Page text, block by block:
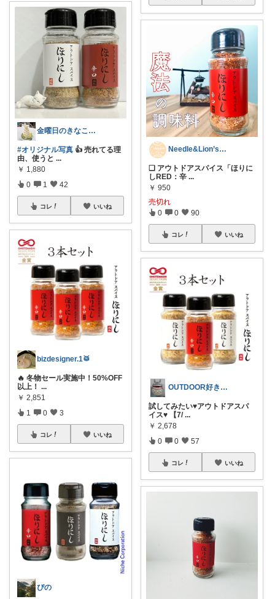
金曜日のきなこもち⛄️
#オリジナル写真 👍 売れてる理
由、使うと ...
￥ 1,880
0 1 42
コレ いいね
bizdesigner.1🥁
🔥 冬物セール実施中！50%OFF
以上！ ...
￥ 2,851
1 0 3
コレ いいね
ぴの
Needle&Lion’s🏡経由感謝
❏ アウトドアスパイス「ほりに
しRED：辛 ...
￥ 950
売切れ
0 0 90
コレ いいね
OUTDOOR好き🧚皆様に感謝💖
試してみたい♥アウトドアスパ
イス♥ 【7/ ...
￥ 2,678
0 0 57
コレ いいね